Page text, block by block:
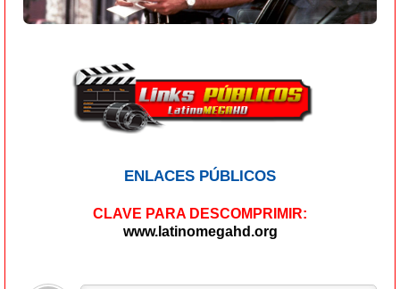
ENLACES PÚBLICOS
CLAVE PARA DESCOMPRIMIR:
www.latinomegahd.org